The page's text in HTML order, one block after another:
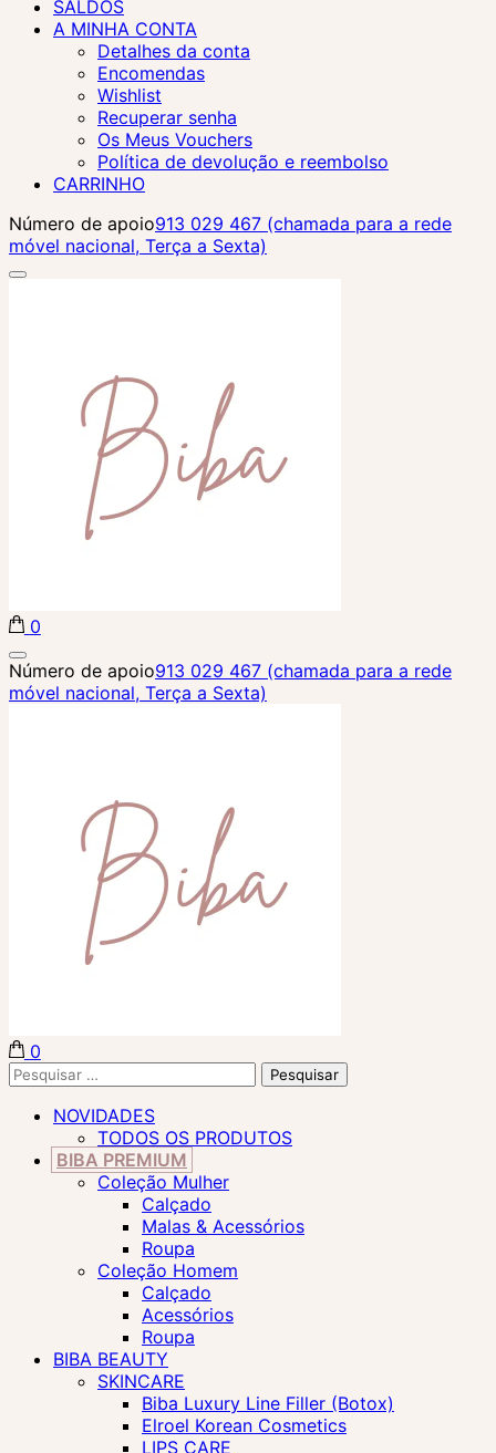
SALDOS
A MINHA CONTA
Detalhes da conta
Encomendas
Wishlist
Recuperar senha
Os Meus Vouchers
Política de devolução e reembolso
CARRINHO
Número de apoio913 029 467 (chamada para a rede
móvel nacional, Terça a Sexta)
Biba Concept Store
0
Número de apoio913 029 467 (chamada para a rede
móvel nacional, Terça a Sexta)
Biba Concept Store
0
Pesquisar
NOVIDADES
TODOS OS PRODUTOS
BIBA PREMIUM
Coleção Mulher
Calçado
Malas & Acessórios
Roupa
Coleção Homem
Calçado
Acessórios
Roupa
BIBA BEAUTY
SKINCARE
Biba Luxury Line Filler (Botox)
Elroel Korean Cosmetics
LIPS CARE